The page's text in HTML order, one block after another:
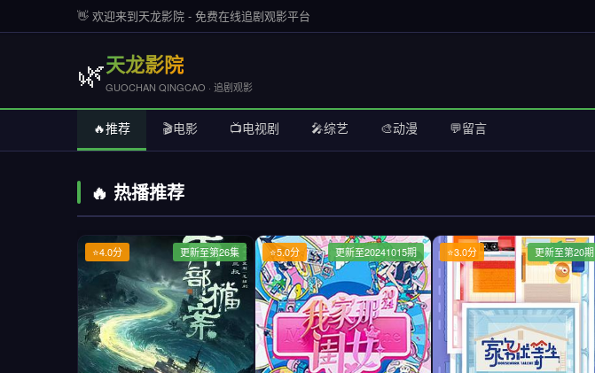
👋 欢迎来到天龙影院 - 免费在线追剧观影平台
🌿天龙影院
GUOCHAN QINGCAO · 追剧观影
🔥推荐 🎬电影 📺电视剧 🎤综艺 🎨动漫 💬留言
🔥 热播推荐
更新至第26集
⭐4.0分 更新至20241015期
⭐5.0分 更新至第20期
⭐3.0分